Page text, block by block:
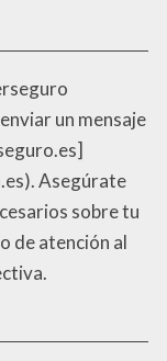
un mensaje
Asegúrate
sobre tu
de atención al